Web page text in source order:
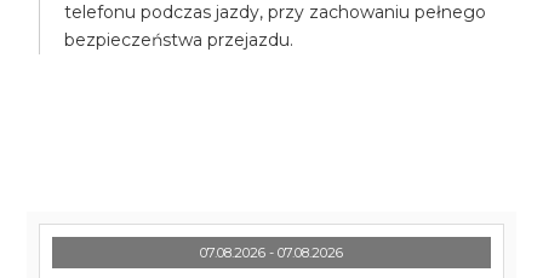
telefonu podczas jazdy, przy zachowaniu pełnego
bezpieczeństwa przejazdu.
07.08.2026 - 07.08.2026